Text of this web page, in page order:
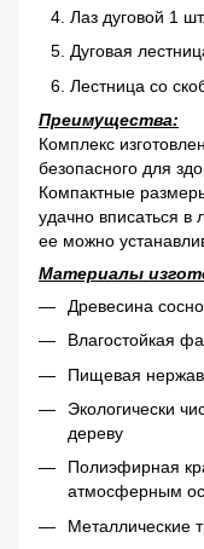
Лаз дуговой 1 шт.
Дуговая
Лестница со
Преимущества:
Комплекс
безопасного для
Компактные
удачно вписаться в
ее можно
Материалы
Древесина
Влагостойкая
Пищевая
Экологически
дереву
Полиэфирная
атмосферным
Металлические